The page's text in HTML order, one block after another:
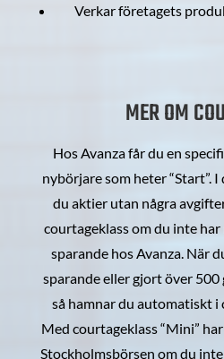
Verkar företagets
MER OM
Hos Avanza får du en
nybörjare som heter “Start”.
du aktier utan några
courtageklass om du inte
sparande hos Avanza. När
sparande eller gjort över
så hamnar du automatiskt i
Med courtageklass “Mini”
Stockholmsbörsen om du